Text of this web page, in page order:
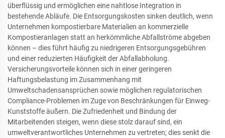
überflüssig und ermöglichen eine nahtlose Integration in
bestehende Abläufe. Die Entsorgungskosten sinken deutlich, wenn
Unternehmen kompostierbare Materialien an kommerzielle
Kompostieranlagen statt an herkömmliche Abfallströme abgeben
können – dies führt häufig zu niedrigeren Entsorgungsgebühren
und einer reduzierten Häufigkeit der Abfallabholung.
Versicherungsvorteile können sich in einer geringeren
Haftungsbelastung im Zusammenhang mit
Umweltschadensansprüchen sowie möglichen regulatorischen
Compliance-Problemen im Zuge von Beschränkungen für Einweg-
Kunststoffe äußern. Die Zufriedenheit und Bindung der
Mitarbeitenden steigen, wenn diese stolz darauf sind, ein
umweltverantwortliches Unternehmen zu vertreten; dies senkt die